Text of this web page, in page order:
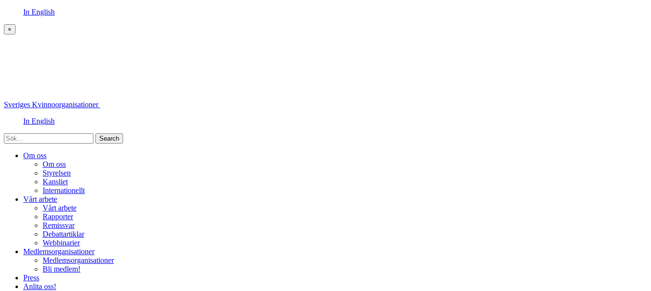
In English
×
Sveriges Kvinnoorganisationer
In English
Sök
Om oss
Om oss
Styrelsen
Kansliet
Internationellt
Vårt arbete
Vårt arbete
Rapporter
Remissvar
Debattartiklar
Webbinarier
Medlemsorganisationer
Medlemsorganisationer
Bli medlem!
Press
Anlita oss!